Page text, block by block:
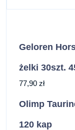
Geloren
żelki 30szt.
77,90 zł
Olimp
120 kap